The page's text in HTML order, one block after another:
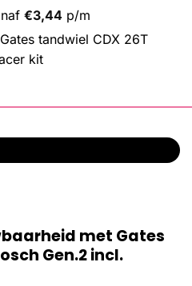
€3,44 p/m
tandwiel CDX 26T
kit
met Gates
Gen.2 incl.